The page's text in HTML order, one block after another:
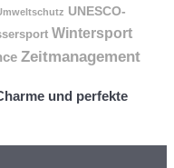
UNESCO-
Wintersport
Zeitmanagement
und perfekte